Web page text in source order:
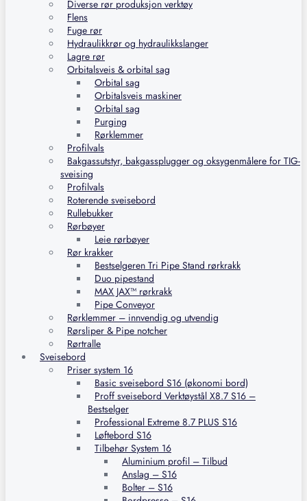
Diverse rør produksjon verktøy
Flens
Fuge rør
Hydraulikkrør og hydraulikkslanger
Lagre rør
Orbitalsveis & orbital sag
Orbital sag
Orbitalsveis maskiner
Orbital sag
Purging
Rørklemmer
Profilvals
Bakgassutstyr, bakgassplugger og oksygenmålere for TIG-
sveising
Profilvals
Roterende sveisebord
Rullebukker
Rørbøyer
Leie rørbøyer
Rør krakker
Bestselgeren Tri Pipe Stand rørkrakk
Duo pipestand
MAX JAX™ rørkrakk
Pipe Conveyor
Rørklemmer – innvendig og utvendig
Rørsliper & Pipe notcher
Rørtralle
Sveisebord
Priser system 16
Basic sveisebord S16 (økonomi bord)
Proff sveisebord Verktøystål X8.7 S16 –
Bestselger
Professional Extreme 8.7 PLUS S16
Løftebord S16
Tilbehør System 16
Aluminium profil – Tilbud
Anslag – S16
Bolter – S16